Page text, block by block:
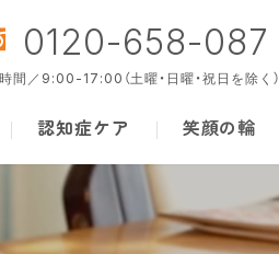
0120-658-087
間／9:00-17:00（土曜・日曜・祝日を除く）
認知症ケア 笑顔の輪